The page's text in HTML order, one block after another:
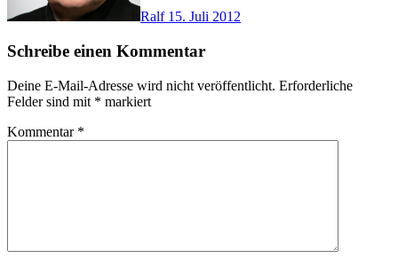
Ralf 15. Juli 2012
Schreibe einen Kommentar
Deine E-Mail-Adresse wird nicht veröffentlicht. Erforderliche
Felder sind mit * markiert
Kommentar *